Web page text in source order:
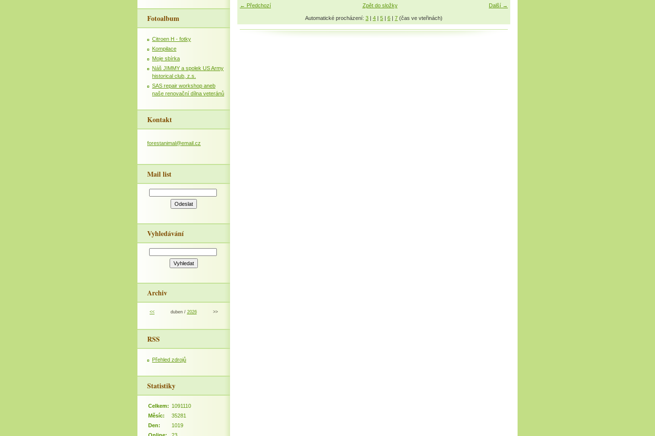
← Předchozí Další →
Zpět do složky
Automatické procházení: 3 | 4 | 5 | 6 | 7 (čas ve vteřinách)
Fotoalbum
Citroen H - fotky
Kompilace
Moje sbírka
Náš JIMMY a spolek US Army
historical club, z.s.
SAS repair workshop aneb
naše renovační dílna veteránů
Kontakt
forestanimal@email.cz
Mail list
Vyhledávání
Archiv
<< duben / 2026 >>
RSS
Přehled zdrojů
Statistiky
Celkem: 1091110
Měsíc:
35281
Den:
1019